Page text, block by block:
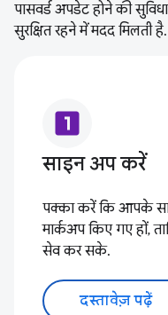
पासवर्ड अपडेट होने की
सुरक्षित रहने में मदद मिलती है.
looks_one
साइन अप करें
पक्का करें कि आपके
मार्कअप किए गए हों,
सेव कर सके.
दस्तावेज़ पढ़ें